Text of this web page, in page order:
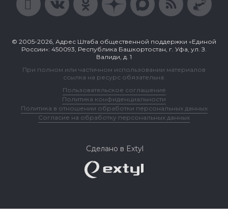
© 2005-2026, Адрес Штаба общественной поддержки «Единой
России»: 450093, Республика Башкортостан, г. Уфа, ул. З.
Валиди, д. 1
При полном или частичном использовании материалов
ссылка на ресурс обязательна.
Пользовательское соглашение
Политика конфиденциальности
Политика в отношении обработки персональных данных
Согласие на обработку персональных данных
Сделано в Extyl